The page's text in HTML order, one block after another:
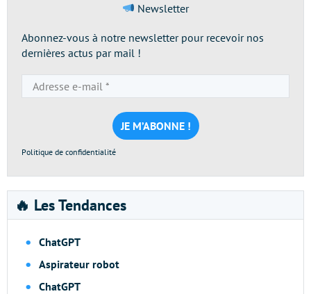
Newsletter
Abonnez-vous à notre newsletter pour recevoir nos
dernières actus par mail !
e-
mail
*
Politique de confidentialité
🔥 Les Tendances
ChatGPT
Aspirateur robot
ChatGPT